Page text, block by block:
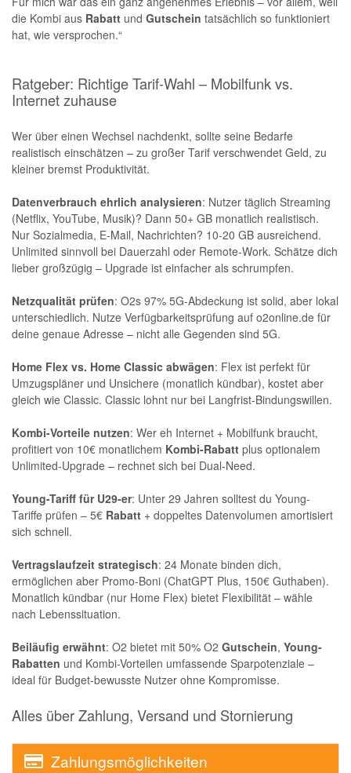
die Kombi aus Rabatt und Gutschein tatsächlich so funktioniert
hat, wie versprochen.“
Ratgeber: Richtige Tarif-Wahl – Mobilfunk vs.
Internet zuhause
Wer über einen Wechsel nachdenkt, sollte seine Bedarfe
realistisch einschätzen – zu großer Tarif verschwendet Geld, zu
kleiner bremst Produktivität.
Datenverbrauch ehrlich analysieren: Nutzer täglich Streaming
(Netflix, YouTube, Musik)? Dann 50+ GB monatlich realistisch.
Nur Sozialmedia, E-Mail, Nachrichten? 10-20 GB ausreichend.
Unlimited sinnvoll bei Dauerzahl oder Remote-Work. Schätze dich
lieber großzügig – Upgrade ist einfacher als schrumpfen.
Netzqualität prüfen: O2s 97% 5G-Abdeckung ist solid, aber lokal
unterschiedlich. Nutze Verfügbarkeitsprüfung auf o2online.de für
deine genaue Adresse – nicht alle Gegenden sind 5G.
Home Flex vs. Home Classic abwägen: Flex ist perfekt für
Umzugspläner und Unsichere (monatlich kündbar), kostet aber
gleich wie Classic. Classic lohnt nur bei Langfrist-Bindungswillen.
Kombi-Vorteile nutzen: Wer eh Internet + Mobilfunk braucht,
profitiert von 10€ monatlichem Kombi-Rabatt plus optionalem
Unlimited-Upgrade – rechnet sich bei Dual-Need.
Young-Tariff für U29-er: Unter 29 Jahren solltest du Young-
Tariffe prüfen – 5€ Rabatt + doppeltes Datenvolumen amortisiert
sich schnell.
Vertragslaufzeit strategisch: 24 Monate binden dich,
ermöglichen aber Promo-Boni (ChatGPT Plus, 150€ Guthaben).
Monatlich kündbar (nur Home Flex) bietet Flexibilität – wähle
nach Lebenssituation.
Beiläufig erwähnt: O2 bietet mit 50% O2 Gutschein, Young-
Rabatten und Kombi-Vorteilen umfassende Sparpotenziale –
ideal für Budget-bewusste Nutzer ohne Kompromisse.
Alles über Zahlung, Versand und Stornierung
Zahlungsmöglichkeiten